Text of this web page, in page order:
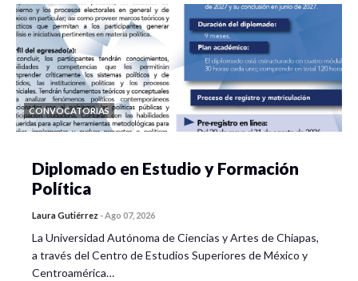
CONVOCATORIAS
Diplomado en Estudio y Formación
Política
Laura Gutiérrez -Ago 07, 2026
La Universidad Autónoma de Ciencias y Artes de Chiapas,
a través del Centro de Estudios Superiores de México y
Centroamérica…